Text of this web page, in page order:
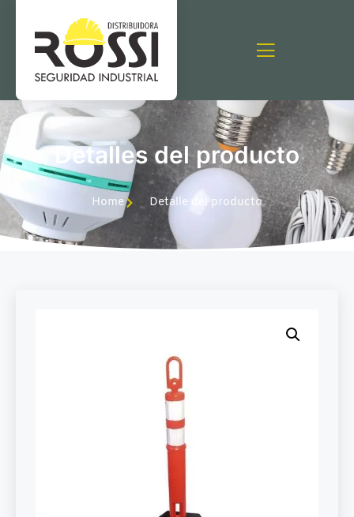
Detalles del producto
Home Detalle del producto